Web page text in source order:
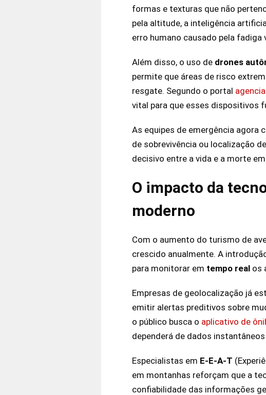
formas e texturas que não
pela altitude, a inteligência
erro humano causado pela fadiga
Além disso, o uso de drones
permite que áreas de risco
resgate. Segundo o portal
vital para que esses dispositivos
As equipes de emergência agora
de sobrevivência ou localização
decisivo entre a vida e a morte
O impacto da
moderno
Com o aumento do turismo de
crescido anualmente. A
para monitorar em tempo real os
Empresas de geolocalização já
emitir alertas preditivos sobre
o público busca o aplicativo de
dependerá de dados
Especialistas em E-E-A-T
em montanhas reforçam que a
confiabilidade das informações